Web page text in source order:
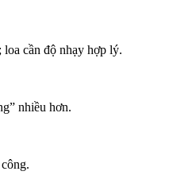
cần độ nhạy hợp lý.
nhiều hơn.